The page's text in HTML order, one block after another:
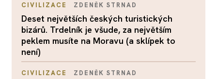
CIVILIZACE ZDENĚK STRNAD
Deset největších českých turistických
bizárů. Trdelník je všude, za největším
peklem musíte na Moravu (a sklípek to
není)
CIVILIZACE ZDENĚK STRNAD